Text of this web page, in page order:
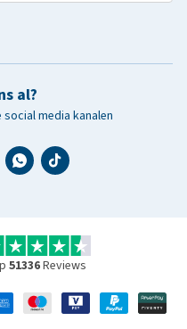
al?
media kanalen
51336Reviews